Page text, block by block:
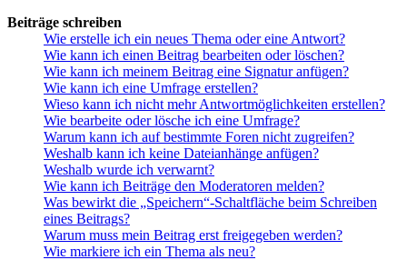
Beiträge schreiben
Wie erstelle ich ein neues Thema oder eine Antwort?
Wie kann ich einen Beitrag bearbeiten oder löschen?
Wie kann ich meinem Beitrag eine Signatur anfügen?
Wie kann ich eine Umfrage erstellen?
Wieso kann ich nicht mehr Antwortmöglichkeiten erstellen?
Wie bearbeite oder lösche ich eine Umfrage?
Warum kann ich auf bestimmte Foren nicht zugreifen?
Weshalb kann ich keine Dateianhänge anfügen?
Weshalb wurde ich verwarnt?
Wie kann ich Beiträge den Moderatoren melden?
Was bewirkt die „Speichern“-Schaltfläche beim Schreiben
eines Beitrags?
Warum muss mein Beitrag erst freigegeben werden?
Wie markiere ich ein Thema als neu?